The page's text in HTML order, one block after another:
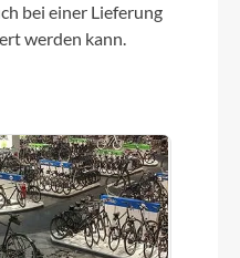
bei einer Lieferung
werden kann.